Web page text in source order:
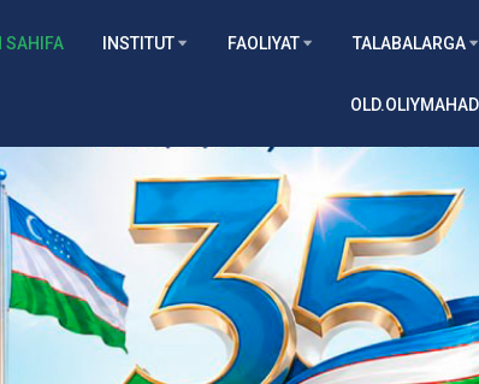
SAHIFA INSTITUT FAOLIYAT TALABALARGA